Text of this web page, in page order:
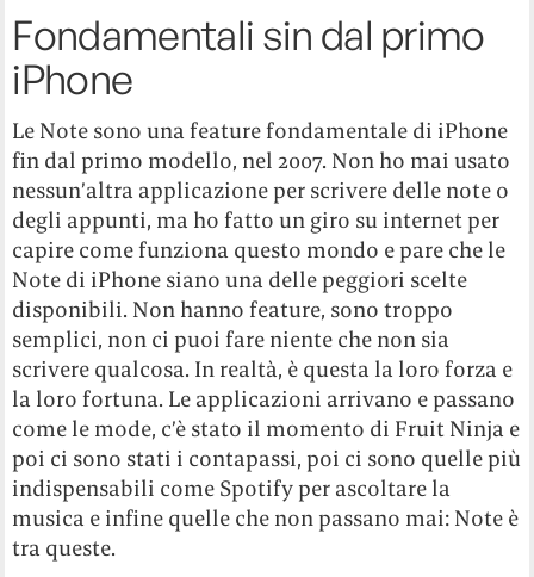
Fondamentali sin dal primo
iPhone
Le Note sono una feature fondamentale di iPhone
fin dal primo modello, nel 2007. Non ho mai usato
nessun’altra applicazione per scrivere delle note o
degli appunti, ma ho fatto un giro su internet per
capire come funziona questo mondo e pare che le
Note di iPhone siano una delle peggiori scelte
disponibili. Non hanno feature, sono troppo
semplici, non ci puoi fare niente che non sia
scrivere qualcosa. In realtà, è questa la loro forza e
la loro fortuna. Le applicazioni arrivano e passano
come le mode, c’è stato il momento di Fruit Ninja e
poi ci sono stati i contapassi, poi ci sono quelle più
indispensabili come Spotify per ascoltare la
musica e infine quelle che non passano mai: Note è
tra queste.